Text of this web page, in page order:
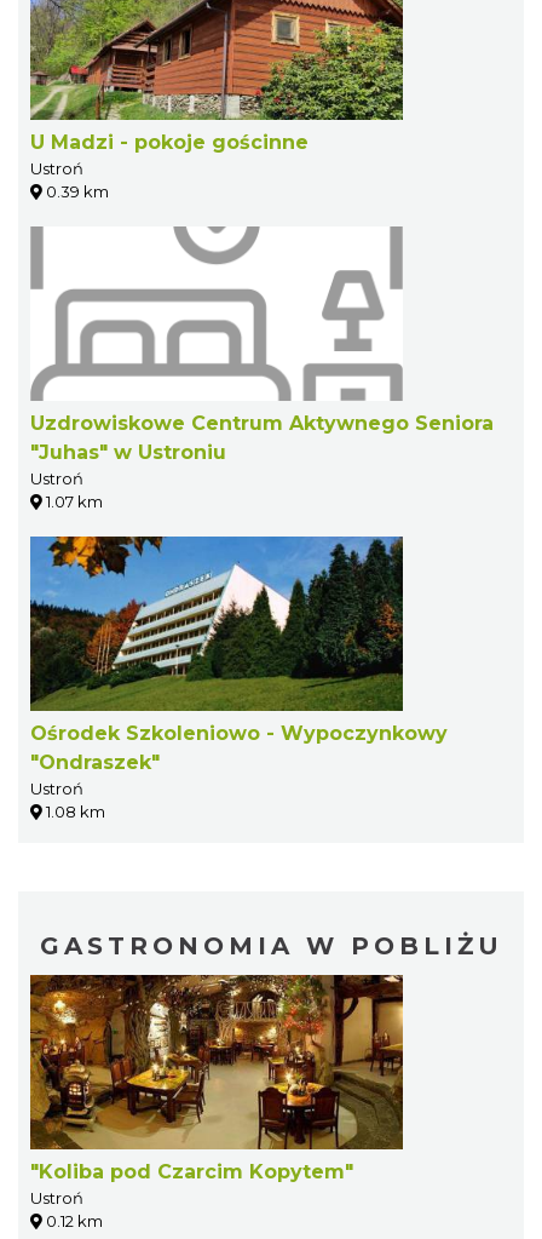
U Madzi - pokoje gościnne
Ustroń
0.39 km
Uzdrowiskowe Centrum Aktywnego Seniora
"Juhas" w Ustroniu
Ustroń
1.07 km
Ośrodek Szkoleniowo - Wypoczynkowy
"Ondraszek"
Ustroń
1.08 km
GASTRONOMIA W POBLIŻU
"Koliba pod Czarcim Kopytem"
Ustroń
0.12 km